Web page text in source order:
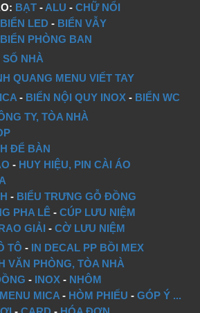
BẠT - ALU - CHỮ NỔI
BIỂN LED - BIỂN VẪY
BIỂN PHÒNG BAN
NHÀ
QUANG MENU VIẾT TAY
- BIỂN NỘI QUY INOX - BIỂN WC
TY, TÒA NHÀ
ĐỂ BÀN
- HUY HIỆU, PIN CÀI ÁO
- BIỂU TRƯNG GỖ ĐỒNG
PHA LÊ - CÚP LƯU NIỆM
GIẢI - CỜ LƯU NIỆM
TÔ - IN DECAL PP BỒI MEX
VĂN PHÒNG, TÒA NHÀ
- INOX - NHÔM
MENU MICA - HÒM PHIẾU - GÓP Ý ...